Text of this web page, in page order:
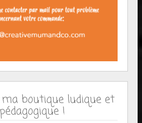
ma boutique ludique et
pédagogique !